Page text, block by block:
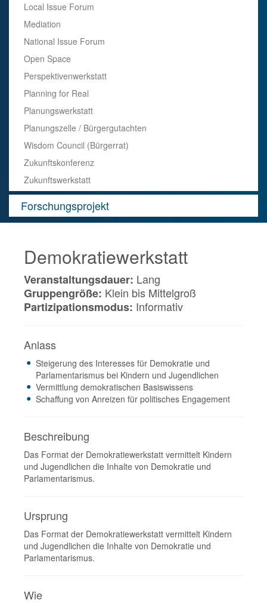
Local Issue Forum
Mediation
National Issue Forum
Open Space
Perspektivenwerkstatt
Planning for Real
Planungswerkstatt
Planungszelle / Bürgergutachten
Wisdom Council (Bürgerrat)
Zukunftskonferenz
Zukunftswerkstatt
Forschungsprojekt
Demokratiewerkstatt
Veranstaltungsdauer: Lang
Gruppengröße: Klein bis Mittelgroß
Partizipationsmodus: Informativ
Anlass
Steigerung des Interesses für Demokratie und
Parlamentarismus bei Kindern und Jugendlichen
Vermittlung demokratischen Basiswissens
Schaffung von Anreizen für politisches Engagement
Beschreibung
Das Format der Demokratiewerkstatt vermittelt Kindern
und Jugendlichen die Inhalte von Demokratie und
Parlamentarismus.
Ursprung
Das Format der Demokratiewerkstatt vermittelt Kindern
und Jugendlichen die Inhalte von Demokratie und
Parlamentarismus.
Wie